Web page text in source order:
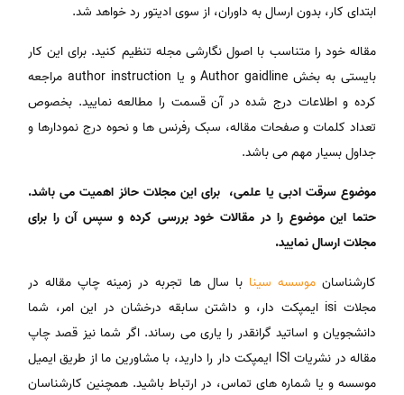
ابتدای کار، بدون ارسال به داوران، از سوی ادیتور رد خواهد شد.
مقاله خود را متناسب با اصول نگارشی مجله تنظیم کنید. برای این کار
بایستی به بخش Author gaidline و یا author instruction مراجعه
کرده و اطلاعات درج شده در آن قسمت را مطالعه نمایید. بخصوص
تعداد کلمات و صفحات مقاله، سبک رفرنس ها و نحوه درج نمودارها و
جداول بسیار مهم می باشد.
موضوع سرقت ادبی یا علمی، برای این مجلات حائز اهمیت می باشد.
حتما این موضوع را در مقالات خود بررسی کرده و سپس آن را برای
مجلات ارسال نمایید.
کارشناسانموسسه سینا با سال ها تجربه در زمینه چاپ مقاله در
مجلات isi ایمپکت دار، و داشتن سابقه درخشان در این امر، شما
دانشجویان و اساتید گرانقدر را یاری می رساند. اگر شما نیز قصد چاپ
مقاله در نشریات ISI ایمپکت دار را دارید، با مشاورین ما از طریق ایمیل
موسسه و یا شماره های تماس، در ارتباط باشید. همچنین کارشناسان